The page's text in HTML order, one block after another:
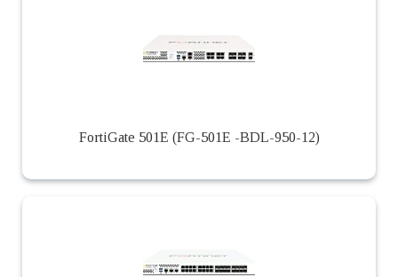
FortiGate 501E (FG-501E -BDL-950-12)